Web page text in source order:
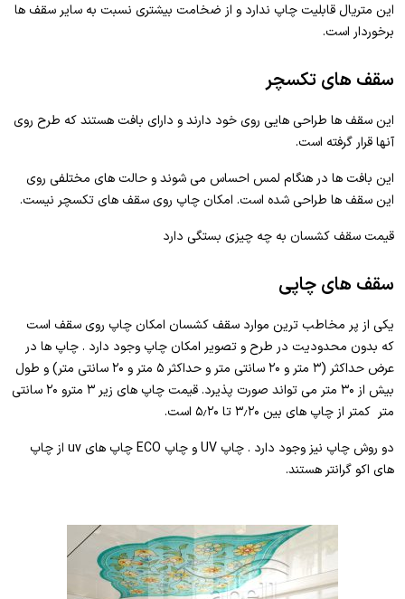
این متریال قابلیت چاپ ندارد و از ضخامت بیشتری نسبت به سایر سقف ها
برخوردار است.
سقف های تکسچر
این سقف ها طراحی هایی روی خود دارند و دارای بافت هستند که طرح روی
آنها قرار گرفته است.
این بافت ها در هنگام لمس احساس می شوند و حالت های مختلفی روی
این سقف ها طراحی شده است. امکان چاپ روی سقف های تکسچر نیست.
قیمت سقف کشسان به چه چیزی بستگی دارد
سقف های چاپی
یکی از پر مخاطب ترین موارد سقف کشسان امکان چاپ روی سقف است
که بدون محدودیت در طرح و تصویر امکان چاپ وجود دارد . چاپ ها در
عرض حداکثر (۳ متر و ۲۰ سانتی متر و حداکثر ۵ متر و ۲۰ سانتی متر) و طول
بیش از ۳۰ متر می تواند صورت پذیرد. قیمت چاپ های زیر ۳ مترو ۲۰ سانتی
متر کمتر از چاپ های بین ۳٫۲۰ تا ۵٫۲۰ است.
دو روش چاپ نیز وجود دارد . چاپ UV و چاپ ECO چاپ های uv از چاپ
های اکو گرانتر هستند.